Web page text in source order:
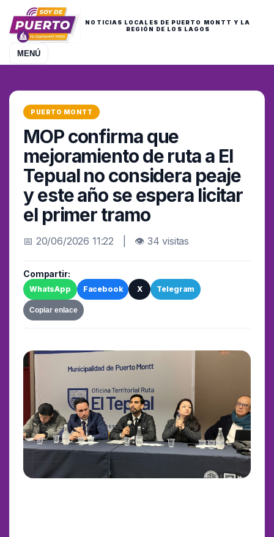
NOTICIAS LOCALES DE PUERTO MONTT Y LA
REGIÓN DE LOS LAGOS
MENÚ
PUERTO MONTT
MOP confirma que
mejoramiento de ruta a El
Tepual no considera peaje
y este año se espera licitar
el primer tramo
📅 20/06/2026 11:22 | 👁 34 visitas
Compartir:
WhatsApp Facebook X Telegram
Copiar enlace